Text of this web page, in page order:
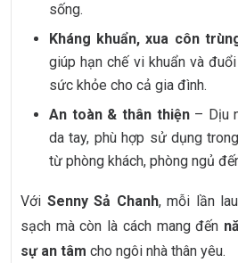
sống.
Kháng khuẩn, xua côn
giúp hạn chế vi khuẩn và
sức khỏe cho cả gia đình.
An toàn & thân thiện– Dịu
da tay, phù hợp sử dụng
từ phòng khách, phòng ngủ
Với Senny Sả Chanh, mỗi lần
sạch mà còn là cách mang đến
sự an tâm cho ngôi nhà thân yêu.